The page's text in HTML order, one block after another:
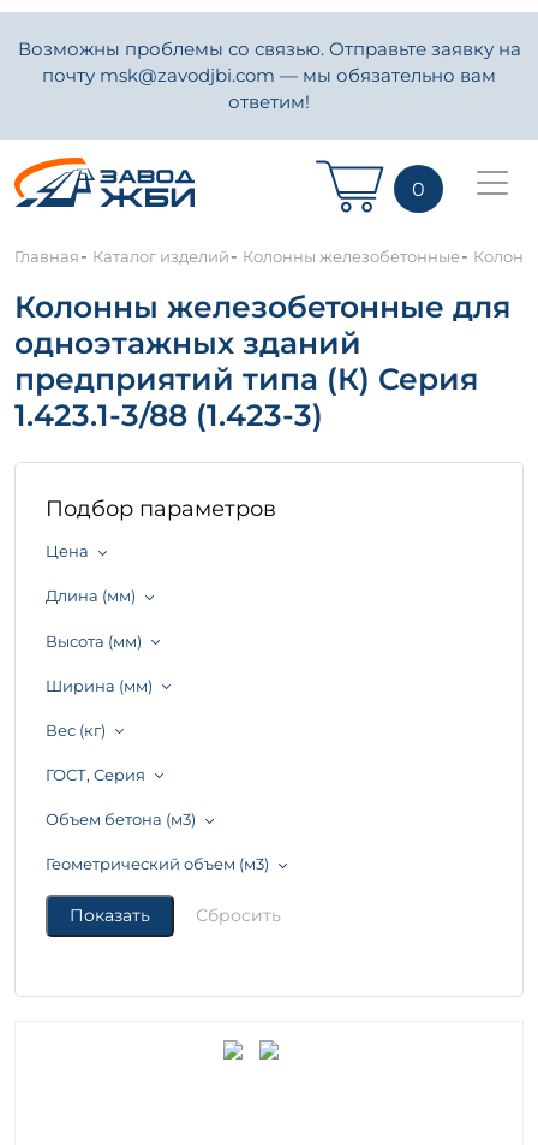
Возможны проблемы со связью. Отправьте заявку на
почту msk@zavodjbi.com — мы обязательно вам
ответим!
0
Главная- Каталог изделий- Колонны железобетонные-
Колонны железобетонные для
одноэтажных зданий
предприятий типа (К) Серия
1.423.1-3/88 (1.423-3)
Подбор параметров
Цена
Длина (мм)
Высота (мм)
Ширина (мм)
Вес (кг)
ГОСТ, Серия
Объем бетона (м3)
Геометрический объем (м3)